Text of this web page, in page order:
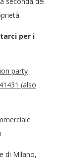
per i
party
(also
di Milano,